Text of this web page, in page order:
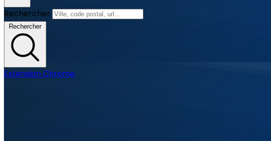
Rechercher
Rechercher
Extension Chrome